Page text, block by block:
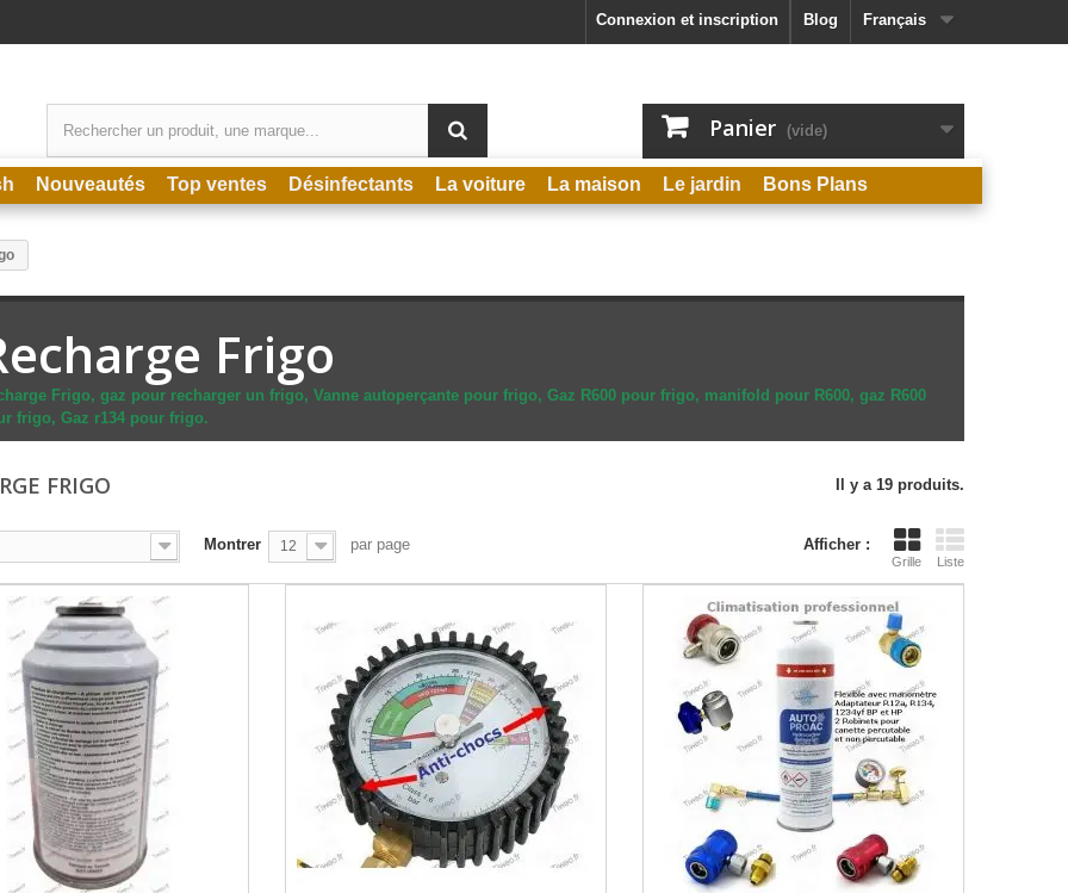
Français
Blog
Connexion et inscription
Panier (vide)
Nouveautés Top ventes Désinfectants La voiture La maison Le jardin Bons Plans
Frigo
Frigo, gaz pour recharger un frigo, Vanne autoperçante pour frigo, Gaz R600 pour frigo, manifold pour R600, gaz R600
frigo, Gaz r134 pour frigo.
FRIGO Il y a 19 produits.
Afficher :
Grille Liste
Montrer 12 par page